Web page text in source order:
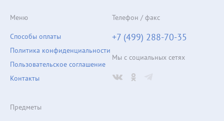
Предметы
Меню
Способы оплаты
Политика конфиденциальности
Пользовательское соглашение
Контакты
Телефон / факс
+7 (499) 288-70-35
Мы с социальных сетях